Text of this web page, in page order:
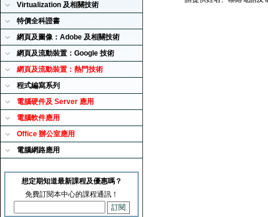
Virtualization 及相關技術
特價全科證書
網頁及圖像：Adobe 及相關技術
網頁及流動裝置：Google 技術
網頁及流動裝置：熱門技術
程式編寫系列
電腦硬件及 Server 應用
電腦軟件應用
Office 辦公室應用
電腦網路應用
想定期知道最新課程及優惠嗎？
免費訂閱本中心的課程通訊！